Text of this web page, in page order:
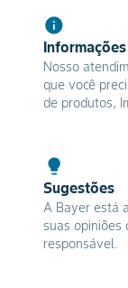
Informações
Nosso
que você
de produtos,
Sugestões
A Bayer está
suas opiniões
responsável.